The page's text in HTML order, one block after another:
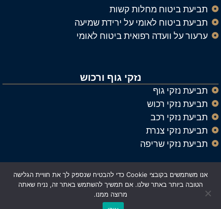
תביעת ביטוח מחלות קשות
תביעת ביטוח לאומי על ירידת שמיעה
ערעור על וועדה רפואית ביטוח לאומי
נזקי גוף ורכוש
תביעת נזקי גוף
תביעת נזקי רכוש
תביעת נזקי רכב
תביעת נזקי צנרת
תביעת נזקי שריפה
© כל הזכויות שמורות לעורך דין נזיקין וביטוח אלעד רייך
Made with ❤️ by Astrateg
אנו משתמשים בקובצי Cookie כדי להבטיח שנספק לך את חוויית הגלישה
הטובה ביותר באתר שלנו. אם תמשיך להשתמש באתר זה, נניח שאתה
מרוצה ממנו.